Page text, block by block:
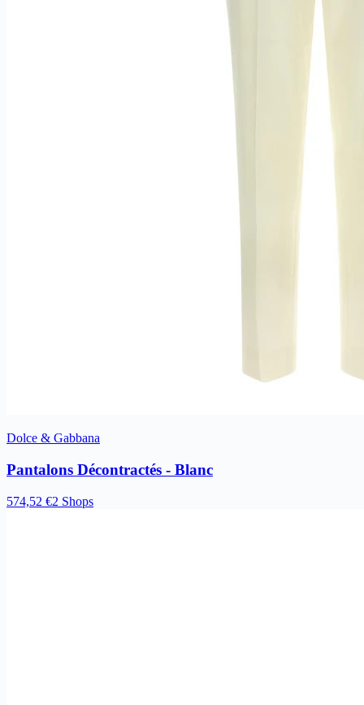
Dolce & Gabbana
Pantalons Décontractés - Blanc
574,52 €2 Shops